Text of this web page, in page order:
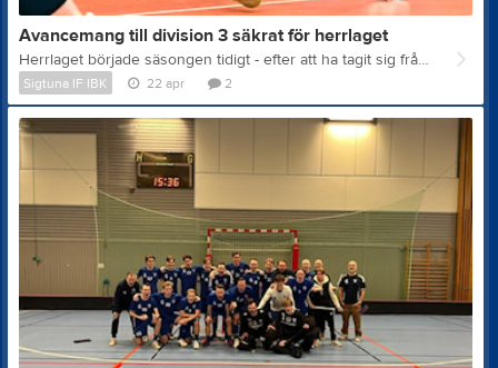
Avancemang till division 3 säkrat för herrlaget
Herrlaget började säsongen tidigt - efter att ha tagit sig från division 5 till division 4 i början av april 2025, började man att integrera vår duktiga juniortrupp i laget med försäsongsträning under sommaren. Under säsongen har man som träningsgrupp spelat i tre serier: division 5, division 4 och herrjunior division 2. Det är extra roligt att vi har fått sådan snurr på vår seniorverksamhet, då vi under många år kämpat för att ens ha full trupp till matcherna. Nu har vi kunnat erbjuda både träningar för bredd och de som vill försöka ta sig vidare till elit. Flera nya yngre juniorer har slagit sig in både som startspelare och i matchtruppen i herrlaget. Detta, tillsammans med rutinerade äldre spelare, har gjort att vi fått både bredd och spets inom laget, vilket i sin tur gett att vi har varit otroligt starka över hela säsongen. Sigtuna var det enda lag som vann över serievinnande Täby och vi slog serietrean AIK både hemma och borta. Det landade till slut i en andraplats och därigenom i kvalspelet. Dock var det otroligt jämnt i toppen och vi behövde vinst i sista matchen borta mot 4:e-placerade Väsby för att säkra kvalplatsen. Vi låg med 14 minuter kvar av matchen under med 5-3, men vände och vann matchen med 5-6. Detta symboliserar känslan i laget, då vi är otroligt starka över 60 minuter och nöter ned de flesta lag som vi möter med en hög intensitet och ett starkt press-spel. I kvalspelet möts två lag från division 3 som kvalar för att hålla sig kvar och 2 + oss = 3 uppåt kvalspelande lag från division 4 i en miniserie med fem lag. Vi började hemma med att slå Atletic Blåsut FC med övertygande 8-2. Sedan åkte vi på en förlust borta mot Tullinge med 5-3, även om vi hade övertaget hela matchen och hade 19 skott på mål jämfört med deras 12 skott på mål. Ödesmatchen hemma mot Mariebergs SK i fredags var riktigt tuff och fylld av närkamper, och slutade med att Sigtuna vann med 5-3. Under kvalmatcherna har det varit över 100 personer på läktaren, vilket är extremt kul för stämningen och innebandyn i staden. För spelare och ledare är det är alltid extra kul att spela de här matcherna där varenda närkamp och duell känns ett par dagar efteråt. När allting står på spel och det är vinna eller försvinna, så är det extra roligt att stå som vinnare och tacka av publiken efter matchen. I söndags kväll spelades match mellan Huddinge och Älvsjö. Älvsjö vann där med 3-9, vilket betyder att Sigtuna matematiskt har säkrat platsen i division 3. Head Coach Dick Lyngbrant summerar: ”Vi har haft mål att gå upp till division 3 under hela säsongen och, förutom någon enstaka dipp i ett fåtal matcher, så är vi otroligt svårslagna. Alla spelare har verkligen stämplat in och köpt in sig på de nya regler och ramverk vi satte inför säsongen, där vi gick ihop ett juniorlag och ett herrlag och blev verkligen ett tillsammans. Är otroligt stolt över alla och extremt tacksam för alla föräldrar och supporters som hjälpt oss under denna resa”
Sigtuna IF IBK 22 apr 2